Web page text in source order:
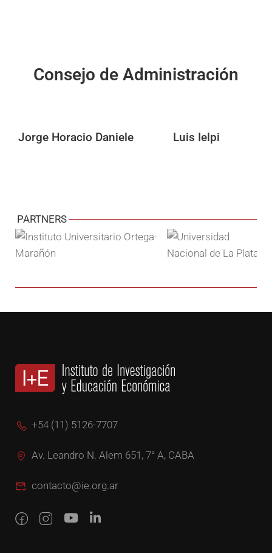
Consejo de Administración
Jorge Horacio Daniele Luis Ielpi
PARTNERS
+54 (11) 5126-7707
Av. Leandro N. Alem 651, 7° A, CABA
contacto@ie.org.ar